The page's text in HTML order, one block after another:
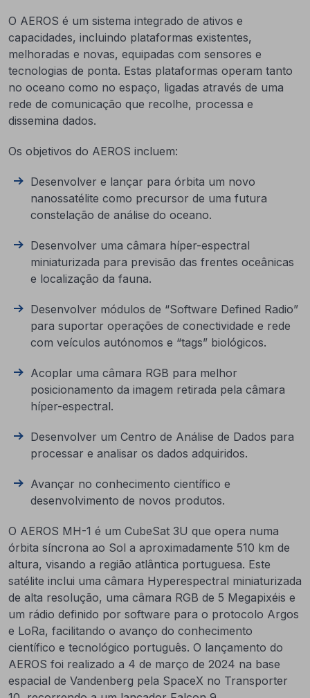
O AEROS é um sistema integrado de ativos e
capacidades, incluindo plataformas existentes,
melhoradas e novas, equipadas com sensores e
tecnologias de ponta. Estas plataformas operam tanto
no oceano como no espaço, ligadas através de uma
rede de comunicação que recolhe, processa e
dissemina dados.
Os objetivos do AEROS incluem:
Desenvolver e lançar para órbita um novo
nanossatélite como precursor de uma futura
constelação de análise do oceano.
Desenvolver uma câmara híper-espectral
miniaturizada para previsão das frentes oceânicas
e localização da fauna.
Desenvolver módulos de “Software Defined Radio”
para suportar operações de conectividade e rede
com veículos autónomos e “tags” biológicos.
Acoplar uma câmara RGB para melhor
posicionamento da imagem retirada pela câmara
híper-espectral.
Desenvolver um Centro de Análise de Dados para
processar e analisar os dados adquiridos.
Avançar no conhecimento científico e
desenvolvimento de novos produtos.
O AEROS MH-1 é um CubeSat 3U que opera numa
órbita síncrona ao Sol a aproximadamente 510 km de
altura, visando a região atlântica portuguesa. Este
satélite inclui uma câmara Hyperespectral miniaturizada
de alta resolução, uma câmara RGB de 5 Megapixéis e
um rádio definido por software para o protocolo Argos
e LoRa, facilitando o avanço do conhecimento
científico e tecnológico português. O lançamento do
AEROS foi realizado a 4 de março de 2024 na base
espacial de Vandenberg pela SpaceX no Transporter